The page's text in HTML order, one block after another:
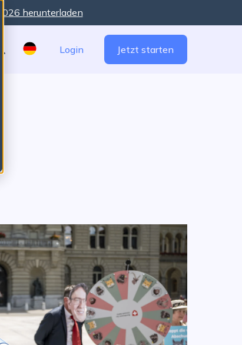
herunterladen
Login Jetzt starten
are no suggestions because the search field is